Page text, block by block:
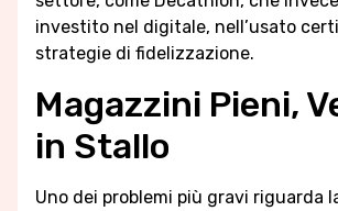
investito nel digitale, nell’usato
strategie di fidelizzazione.
Magazzini Pieni,
in Stallo
Uno dei problemi più gravi riguarda